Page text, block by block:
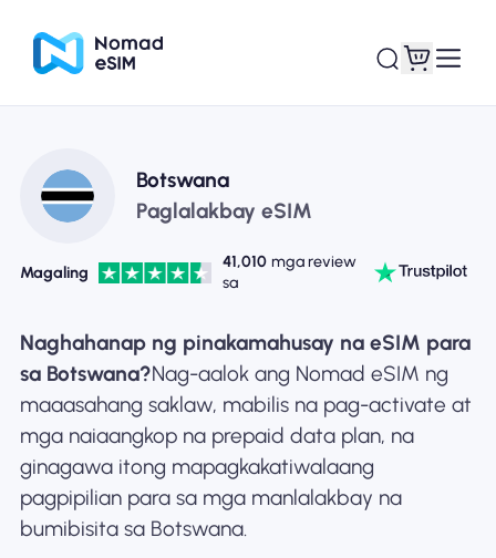
Mag-log In / Mag-
sign Up
Mga Plano sa Tindahan
Tungkol sa eSIM
Bakit Nomad ESIM
Botswana
Paglalakbay eSIM
Magaling
41,010 mga review
sa
Naghahanap ng pinakamahusay na eSIM para
sa Botswana?Nag-aalok ang Nomad eSIM ng
maaasahang saklaw, mabilis na pag-activate at
mga naiaangkop na prepaid data plan, na
ginagawa itong mapagkakatiwalaang
pagpipilian para sa mga manlalakbay na
bumibisita sa Botswana.